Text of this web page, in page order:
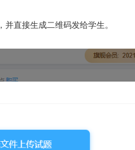
，并直接生成二维码发给学生。